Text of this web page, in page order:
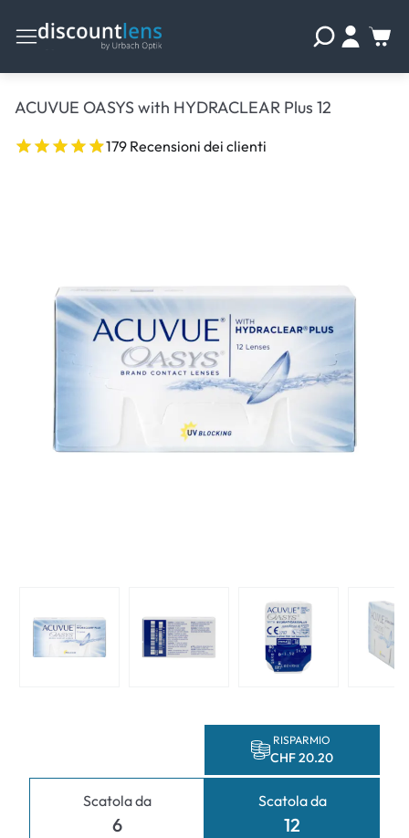
ACUVUE OASYS with HYDRACLEAR Plus 12
179 Recensioni dei clienti
Scatola da
6
RISPARMIO
CHF 20.20
Scatola da
12